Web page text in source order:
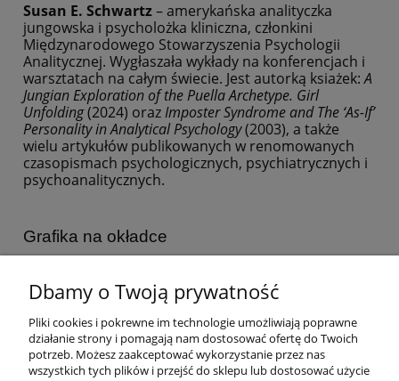
Susan E. Schwartz– amerykańska analityczka
jungowska i psycholożka kliniczna, członkini
Międzynarodowego Stowarzyszenia Psychologii
Analitycznej. Wygłaszała wykłady na konferencjach i
warsztatach na całym świecie. Jest autorką ksiażek:A
Jungian Exploration of the Puella Archetype. Girl
Unfolding(2024) orazImposter Syndrome and The ‘As-If’
Personality in Analytical Psychology(2003), a także
wielu artykułów publikowanych w renomowanych
czasopismach psychologicznych, psychiatrycznych i
psychoanalitycznych.
Grafika na okładce
Podróż - Ewa Kutylak, sucha igła
Pliki do pobrania:
Chcesz pobrać fragment książki → kliknij TUTAJ
Dbamy o Twoją prywatność
Pliki cookies i pokrewne im technologie umożliwiają poprawne
działanie strony i pomagają nam dostosować ofertę do Twoich
potrzeb. Możesz zaakceptować wykorzystanie przez nas
wszystkich tych plików i przejść do sklepu lub dostosować użycie